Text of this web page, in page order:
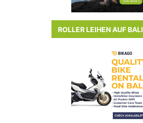
ROLLER LEIHEN AUF BALI